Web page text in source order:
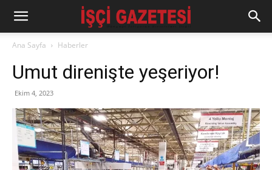
Ana Sayfa Haberler
Umut direnişte yeşeriyor!
Ekim 4, 2023